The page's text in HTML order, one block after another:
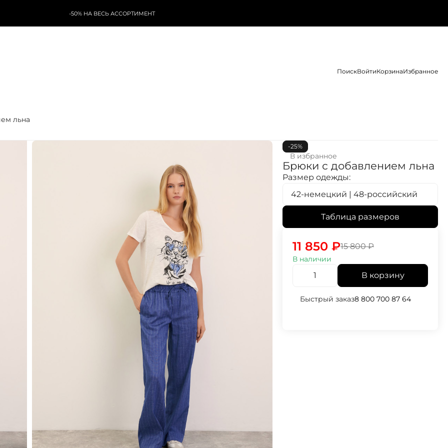
-50% НА ВЕСЬ АССОРТИМЕНТ
ПоискВойтиКорзинаИзбранное
льна
-25%
В избранное
Брюки с добавлением льна
Размер одежды:
42-немецкий | 48-российский
Таблица размеров
15 800₽
11 850 ₽
В наличии
В корзину
Быстрый заказ8 800 700 87 64